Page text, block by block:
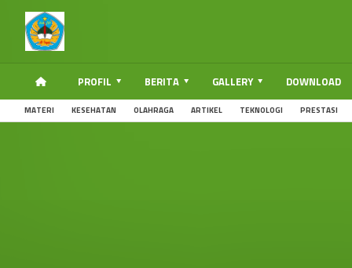
PROFIL BERITA GALLERY DOWNLOAD
MATERI KESEHATAN OLAHRAGA ARTIKEL TEKNOLOGI PRESTASI